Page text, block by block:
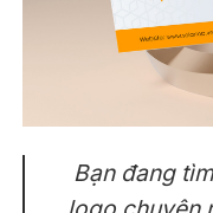
Bạn đang